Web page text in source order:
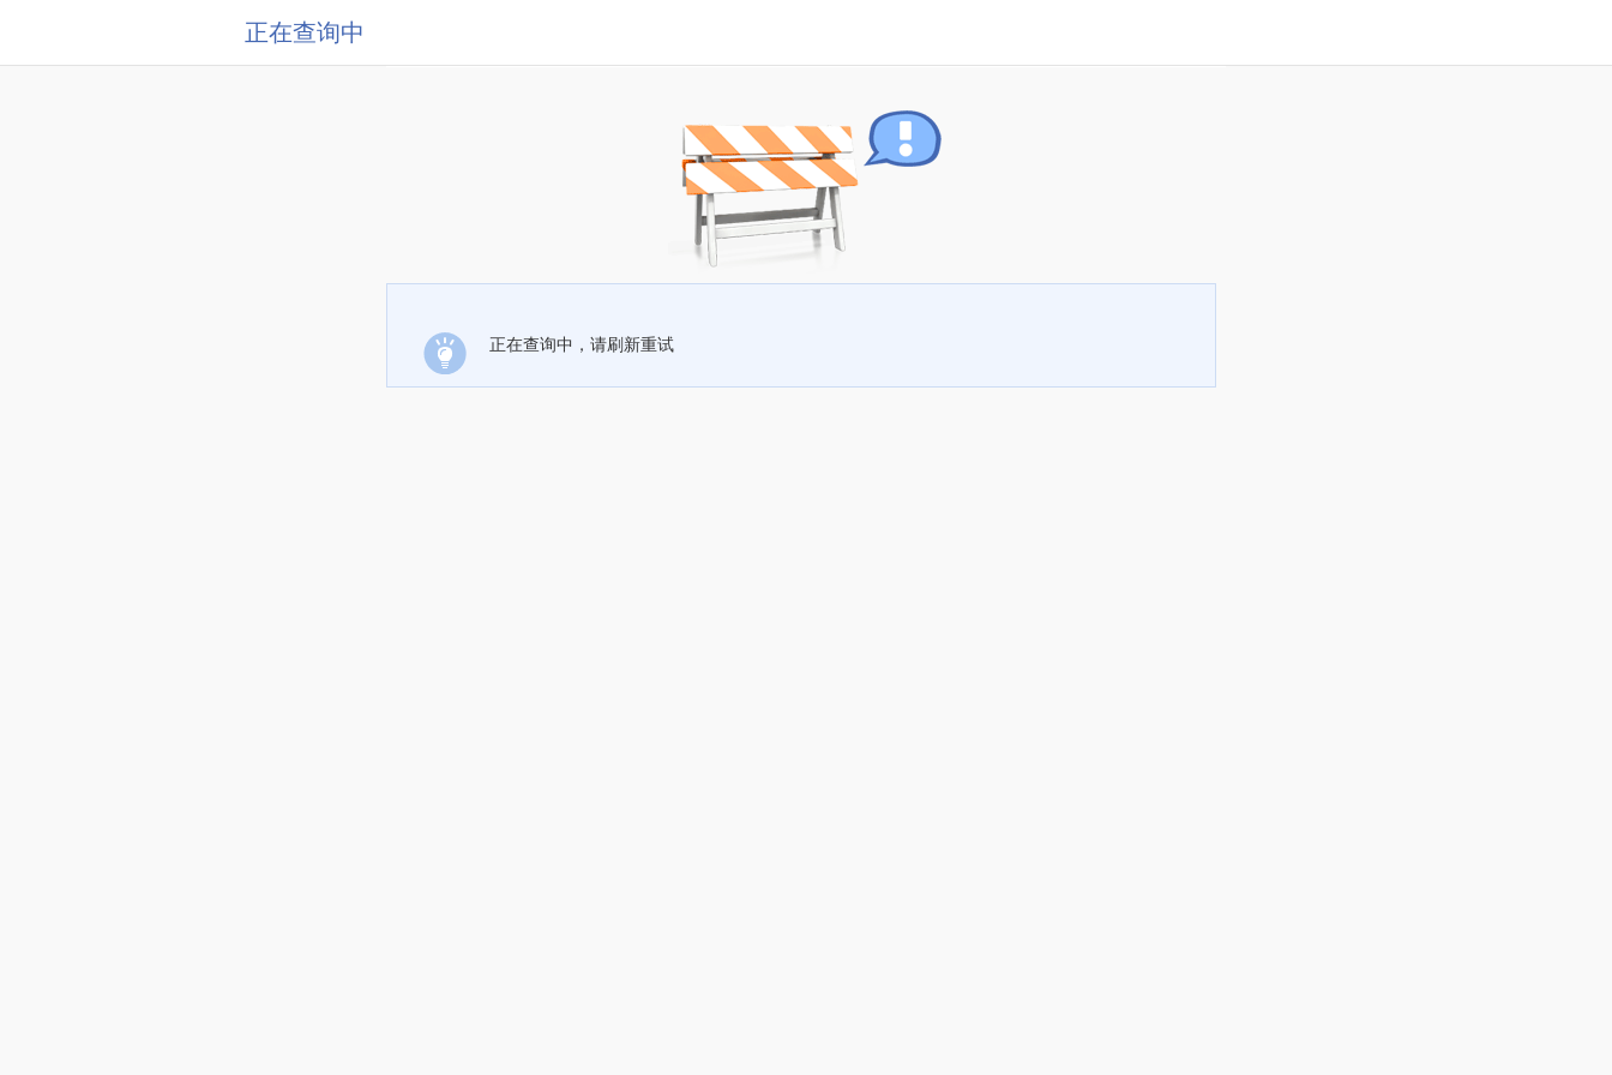
正在查询中
正在查询中，请刷新重试